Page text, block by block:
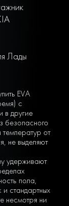
Лады
EVA
с
в другие
безопасного
от
не выделяют
удерживают
пола,
стандартных
несмотря ни